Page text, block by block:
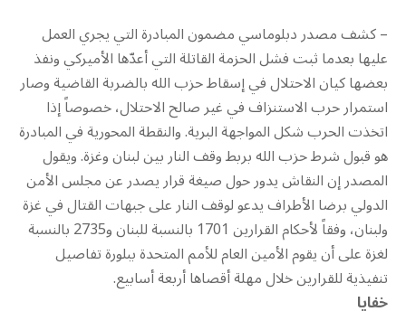
– كشف مصدر دبلوماسي مضمون المبادرة التي يجري العمل
عليها بعدما ثبت فشل الحزمة القاتلة التي أعدّها الأميركي ونفذ
بعضها كيان الاحتلال في إسقاط حزب الله بالضربة القاضية وصار
استمرار حرب الاستنزاف في غير صالح الاحتلال، خصوصاً إذا
اتخذت الحرب شكل المواجهة البرية. والنقطة المحورية في المبادرة
هو قبول شرط حزب الله بربط وقف النار بين لبنان وغزة. ويقول
المصدر إن النقاش يدور حول صيغة قرار يصدر عن مجلس الأمن
الدولي برضا الأطراف يدعو لوقف النار على جبهات القتال في غزة
ولبنان، وفقاً لأحكام القرارين 1701 بالنسبة للبنان و2735 بالنسبة
لغزة على أن يقوم الأمين العام للأمم المتحدة ببلورة تفاصيل
تنفيذية للقرارين خلال مهلة أقصاها أربعة أسابيع.
خفايا